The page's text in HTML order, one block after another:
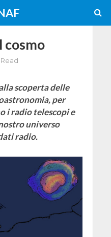
cosmo
scoperta delle
per
i radio telescopi e
universo
radio.